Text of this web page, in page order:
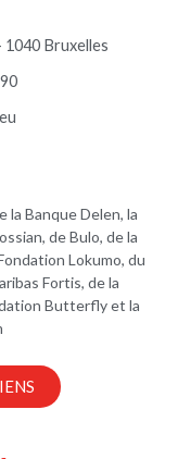
1040 Bruxelles
Banque Delen, la
de Bulo, de la
Lokumo, du
Fortis, de la
Butterfly et la